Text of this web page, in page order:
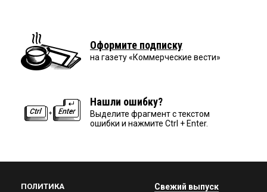
Оформите подписку
на газету «Коммерческие вести»
Нашли ошибку?
Выделите фрагмент с текстом
ошибки и нажмите Ctrl + Enter.
ПОЛИТИКА Свежий выпуск